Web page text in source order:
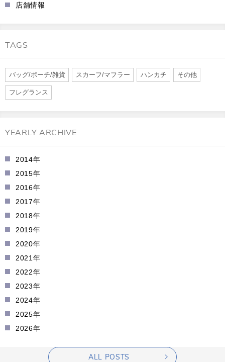
店舗情報
TAGS
バッグ/ポーチ/雑貨 スカーフ/マフラー ハンカチ その他
フレグランス
YEARLY ARCHIVE
2014年
2015年
2016年
2017年
2018年
2019年
2020年
2021年
2022年
2023年
2024年
2025年
2026年
ALL POSTS